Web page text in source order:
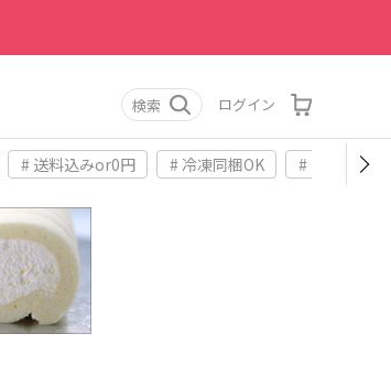
検索 ログイン
# 送料込みor0円 # 冷凍同梱OK # お土産